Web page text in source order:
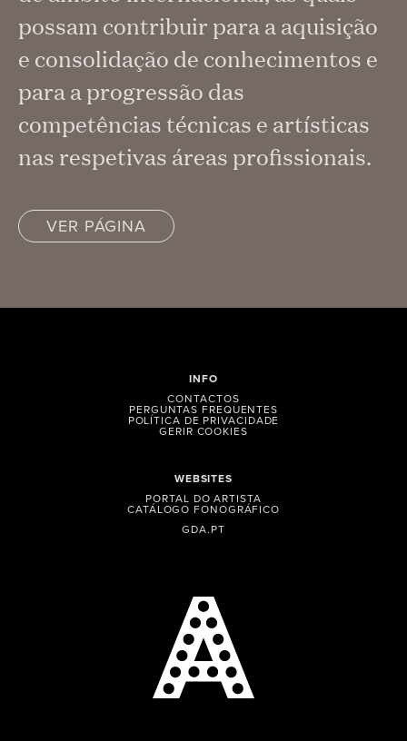
possam contribuir para a aquisição
e consolidação de conhecimentos e
para a progressão das
competências técnicas e artísticas
nas respetivas áreas profissionais.
VER PÁGINA
WEBSITES
PORTAL DO ARTISTA
CATÁLOGO FONOGRÁFICO
GDA.PT
INFO
CONTACTOS
PERGUNTAS FREQUENTES
POLÍTICA DE PRIVACIDADE
GERIR COOKIES